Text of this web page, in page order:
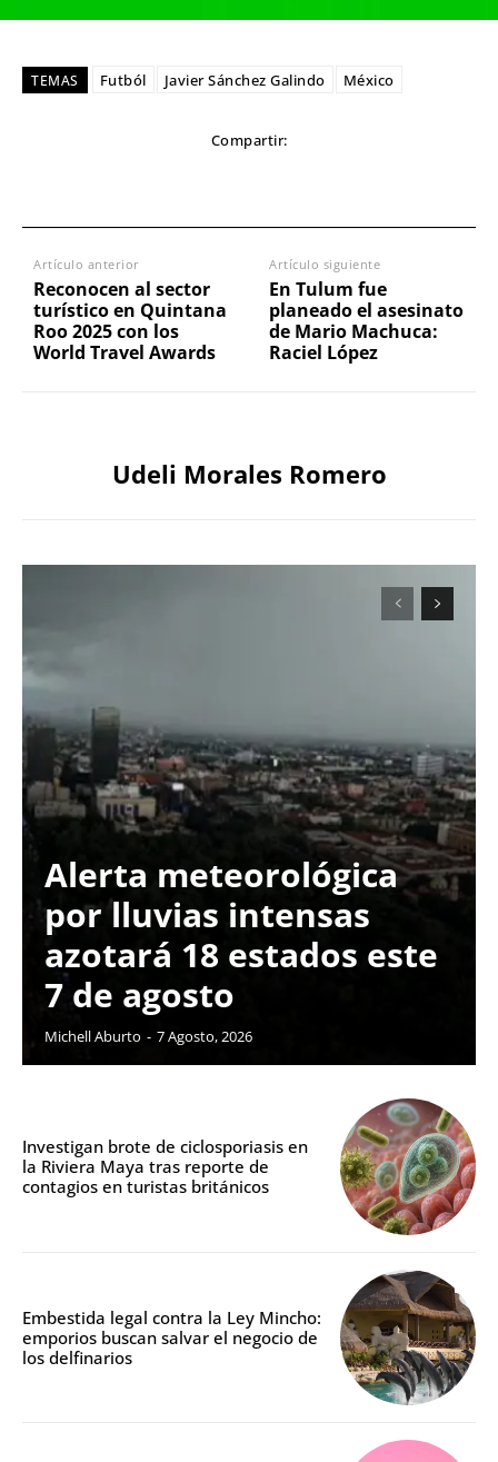
TEMAS Futból Javier Sánchez Galindo México
Compartir:
Artículo anterior
Reconocen al sector
turístico en Quintana
Roo 2025 con los
World Travel Awards
Artículo siguiente
En Tulum fue
planeado el asesinato
de Mario Machuca:
Raciel López
Udeli Morales Romero
Alerta meteorológica
por lluvias intensas
azotará 18 estados este
7 de agosto
Michell Aburto - 7 Agosto, 2026
Investigan brote de ciclosporiasis en
la Riviera Maya tras reporte de
contagios en turistas británicos
Embestida legal contra la Ley Mincho:
emporios buscan salvar el negocio de
los delfinarios